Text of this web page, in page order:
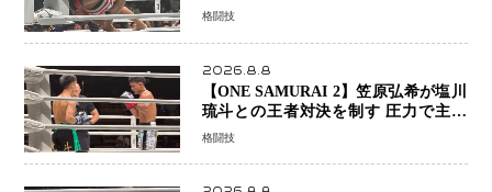
在感を示す
格闘技
2026.8.8
【ONE SAMURAI 2】笠原弘希が塩川
琉斗との王者対決を制す 圧力で主導
権を握り判定勝利
格闘技